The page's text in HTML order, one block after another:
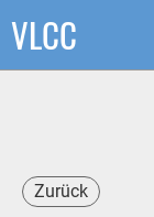
VLCC
Zurück